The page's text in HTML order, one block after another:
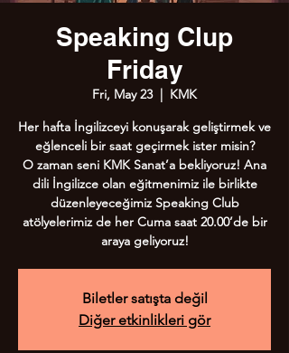
Speaking Clup
Friday
Fri, May 23
  |
KMK
Her hafta İngilizceyi konuşarak geliştirmek ve
eğlenceli bir saat geçirmek ister misin?
O zaman seni KMK Sanat’a bekliyoruz! Ana
dili İngilizce olan eğitmenimiz ile birlikte
düzenleyeceğimiz Speaking Club
atölyelerimiz de her Cuma saat 20.00’de bir
araya geliyoruz!
Biletler satışta değil
Diğer etkinlikleri gör